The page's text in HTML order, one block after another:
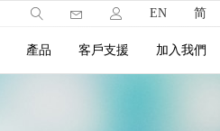
EN 简
產品 客戶支援 加入我們